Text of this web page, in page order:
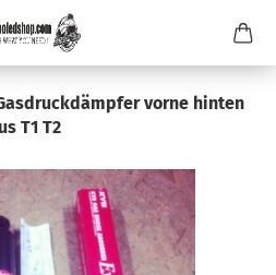
vorne hinten
T1 T2